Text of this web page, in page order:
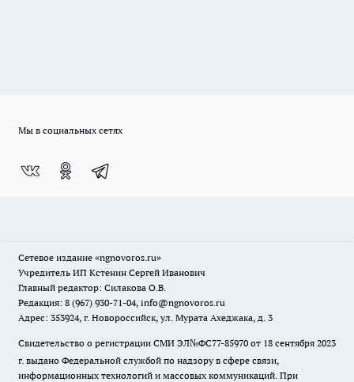
Мы в социальных сетях
Сетевое издание «ngnovoros.ru»
Учредитель ИП Кстенин Сергей Иванович
Главный редактор: Силакова О.В.
Редакция: 8 (967) 930-71-04, info@ngnovoros.ru
Адрес: 353924, г. Новороссийск, ул. Мурата Ахеджака, д. 3
Свидетельство о регистрации СМИ ЭЛ№ФС77-85970 от 18 сентября 2023
г. выдано Федеральной службой по надзору в сфере связи,
информационных технологий и массовых коммуникаций. При